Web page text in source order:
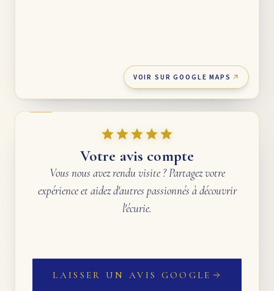
VOIR SUR GOOGLE MAPS
Votre avis compte
Vous nous avez rendu visite ? Partagez votre
expérience et aidez d'autres passionnés à découvrir
l'écurie.
LAISSER UN AVIS GOOGLE